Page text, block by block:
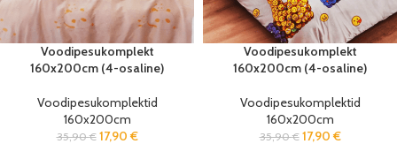
Voodipesukomplekt
160x200cm (4-osaline)
Voodipesukomplektid
160x200cm
35,90€ 17,90 €
Voodipesukomplekt
160x200cm (4-osaline)
Voodipesukomplektid
160x200cm
35,90€ 17,90 €